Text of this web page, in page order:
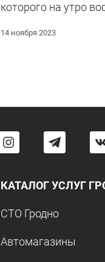
которого на утро
14 ноября 2023
КАТАЛОГ УСЛУГ
СТО Гродно
Автомагазины